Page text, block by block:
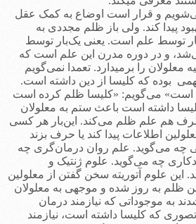
و قرار است اوضاع به کمک عقل
پیدا کند. ولی باز ظلم مجددی به
توسط علم است. یعنی یک‌بار توسط
و در دوره مدرن این علم است که
را برمی­دارد. تعمدا نمی‌گویم
بوده که کلیسا از دین داشته است.
است» می‌گویم: «کلیسا ظلم کرده است
داشته است باعث ستم به معلولان
هم علم ظلم می‌کند. این‌بار هر کسی
اطلاعات پیدا کند یا حرف بزند
چه می‌گوید. علم روان درما‌ن‌گری چه
چه می‌گوید. علوم ژنتیک و
علوم آتوریته سخن گفتن از معلولین
ظلم به روز شده و موجهی به معلولان
به موجوداتی که نیازمند درمان
که کلیسا داشته است، نیازمند